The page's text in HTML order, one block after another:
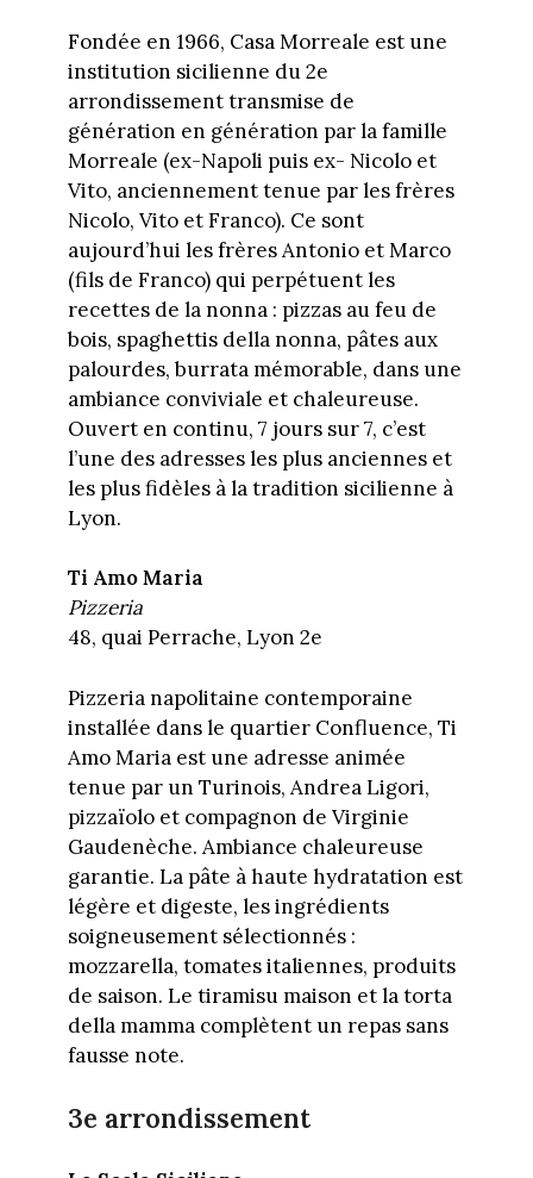
Fondée en 1966, Casa Morreale est une
institution sicilienne du 2e
arrondissement transmise de
génération en génération par la famille
Morreale (ex-Napoli puis ex- Nicolo et
Vito, anciennement tenue par les frères
Nicolo, Vito et Franco). Ce sont
aujourd’hui les frères Antonio et Marco
(fils de Franco) qui perpétuent les
recettes de la nonna : pizzas au feu de
bois, spaghettis della nonna, pâtes aux
palourdes, burrata mémorable, dans une
ambiance conviviale et chaleureuse.
Ouvert en continu, 7 jours sur 7, c’est
l’une des adresses les plus anciennes et
les plus fidèles à la tradition sicilienne à
Lyon.
Ti Amo Maria
Pizzeria
48, quai Perrache, Lyon 2e
Pizzeria napolitaine contemporaine
installée dans le quartier Confluence, Ti
Amo Maria est une adresse animée
tenue par un Turinois, Andrea Ligori,
pizzaïolo et compagnon de Virginie
Gaudenèche. Ambiance chaleureuse
garantie. La pâte à haute hydratation est
légère et digeste, les ingrédients
soigneusement sélectionnés :
mozzarella, tomates italiennes, produits
de saison. Le tiramisu maison et la torta
della mamma complètent un repas sans
fausse note.
3e arrondissement